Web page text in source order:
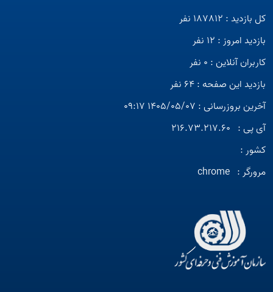
کل بازدید : 187812 نفر
بازدید امروز : 12 نفر
کاربران آنلاین : 0 نفر
بازدید این صفحه : 64 نفر
آخرین بروزرسانی : 1405/05/07 09:17
آی پی : 216.73.217.60
کشور :
مرورگر : chrome